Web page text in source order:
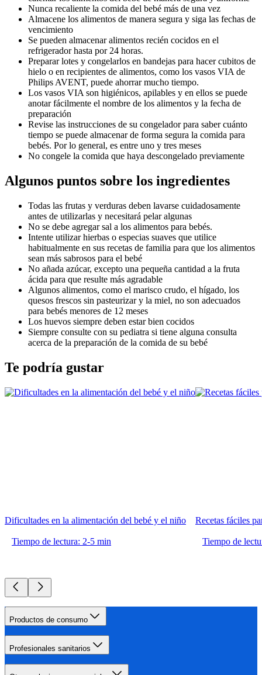
Nunca recaliente la comida del bebé más de una vez
Almacene los alimentos de manera segura y siga las fechas de
vencimiento
Se pueden almacenar alimentos recién cocidos en el
refrigerador hasta por 24 horas.
Preparar lotes y congelarlos en bandejas para hacer cubitos de
hielo o en recipientes de alimentos, como los vasos VIA de
Philips AVENT, puede ahorrar mucho tiempo.
Los vasos VIA son higiénicos, apilables y en ellos se puede
anotar fácilmente el nombre de los alimentos y la fecha de
preparación
Revise las instrucciones de su congelador para saber cuánto
tiempo se puede almacenar de forma segura la comida para
bebés. Por lo general, es entre uno y tres meses
No congele la comida que haya descongelado previamente
Algunos puntos sobre los ingredientes
Todas las frutas y verduras deben lavarse cuidadosamente
antes de utilizarlas y necesitará pelar algunas
No se debe agregar sal a los alimentos para bebés.
Intente utilizar hierbas o especias suaves que utilice
habitualmente en sus recetas de familia para que los alimentos
sean más sabrosos para el bebé
No añada azúcar, excepto una pequeña cantidad a la fruta
ácida para que resulte más agradable
Algunos alimentos, como el marisco crudo, el hígado, los
quesos frescos sin pasteurizar y la miel, no son adecuados
para bebés menores de 12 meses
Los huevos siempre deben estar bien cocidos
Siempre consulte con su pediatra si tiene alguna consulta
acerca de la preparación de la comida de su bebé
Te podría gustar
Dificultades en la alimentación del bebé y el niño
Tiempo de lectura: 2-5 min
Recetas fáciles
Tiempo de
Productos de consumo
Profesionales sanitarios